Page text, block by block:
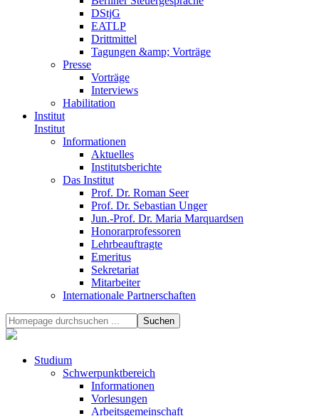
DStjG
EATLP
Drittmittel
Tagungen &amp; Vorträge
Presse
Vorträge
Interviews
Habilitation
Institut
Institut
Informationen
Aktuelles
Institutsberichte
Das Institut
Prof. Dr. Roman Seer
Prof. Dr. Sebastian Unger
Jun.-Prof. Dr. Maria Marquardsen
Honorarprofessoren
Lehrbeauftragte
Emeritus
Sekretariat
Mitarbeiter
Internationale Partnerschaften
Studium
Schwerpunktbereich
Informationen
Vorlesungen
Arbeitsgemeinschaft